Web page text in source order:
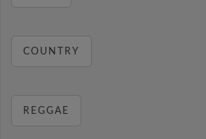
COUNTRY
REGGAE